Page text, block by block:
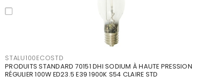
STALU100ECOSTD
PRODUITS STANDARD 70151 DHI SODIUM À HAUTE PRESSION
RÉGULIER 100W ED23.5 E39 1900K S54 CLAIRE STD